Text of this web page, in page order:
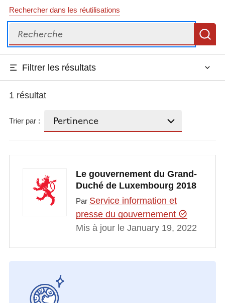
Rechercher dans les réutilisations
Recherche
Filtrer les résultats
1 résultat
Trier par :
Le gouvernement du Grand-
Duché de Luxembourg 2018
Par Service information et
presse du gouvernement
Mis à jour le January 19, 2022